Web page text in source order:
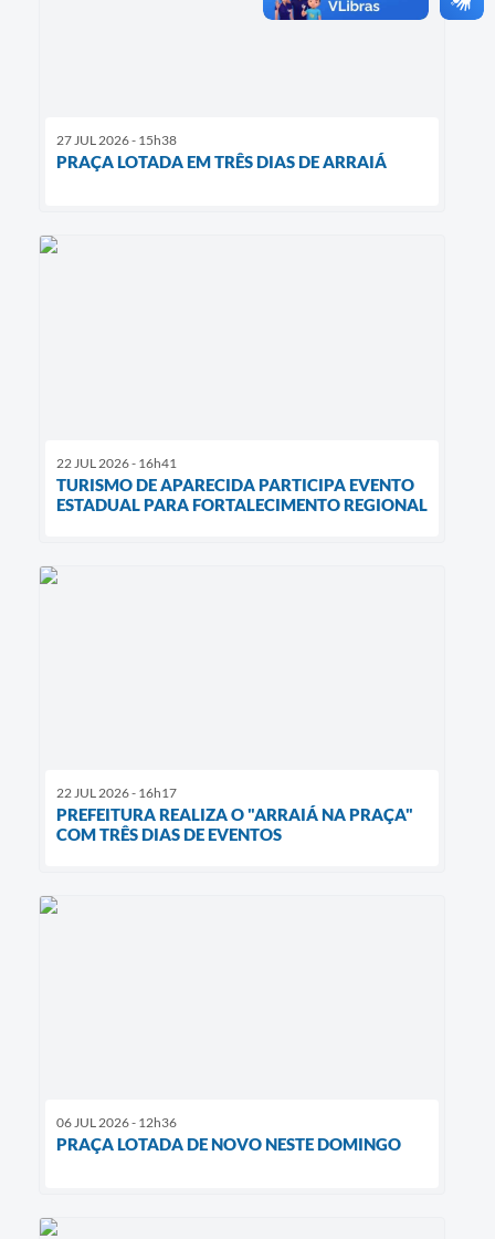
27 JUL 2026 - 15h38
PRAÇA LOTADA EM TRÊS DIAS DE ARRAIÁ
22 JUL 2026 - 16h41
TURISMO DE APARECIDA PARTICIPA EVENTO
ESTADUAL PARA FORTALECIMENTO REGIONAL
22 JUL 2026 - 16h17
PREFEITURA REALIZA O "ARRAIÁ NA PRAÇA"
COM TRÊS DIAS DE EVENTOS
06 JUL 2026 - 12h36
PRAÇA LOTADA DE NOVO NESTE DOMINGO